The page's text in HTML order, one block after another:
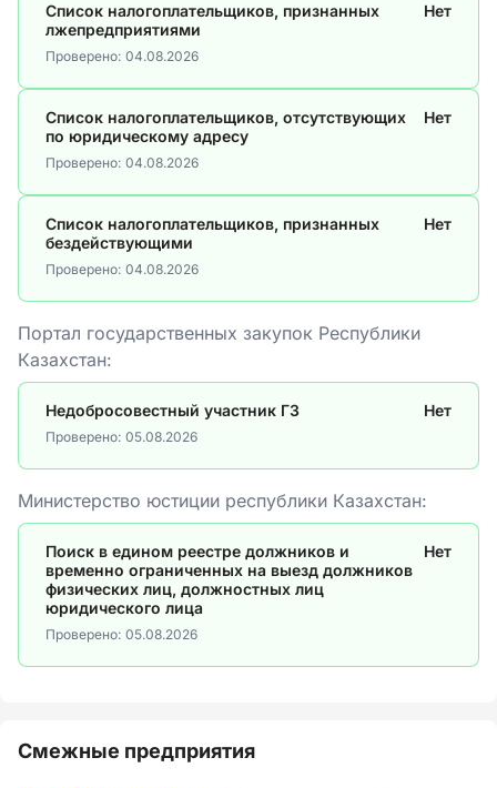
Список налогоплательщиков, признанных
лжепредприятиями
Нет
Проверено: 04.08.2026
Список налогоплательщиков, отсутствующих
по юридическому адресу
Нет
Проверено: 04.08.2026
Список налогоплательщиков, признанных
бездействующими
Нет
Проверено: 04.08.2026
Портал государственных закупок Республики
Казахстан:
Недобросовестный участник ГЗ Нет
Проверено: 05.08.2026
Министерство юстиции республики Казахстан:
Поиск в едином реестре должников и
временно ограниченных на выезд должников
физических лиц, должностных лиц
юридического лица
Нет
Проверено: 05.08.2026
Смежные предприятия